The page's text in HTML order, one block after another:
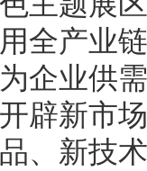
全产业
企业供
辟新市
、新技